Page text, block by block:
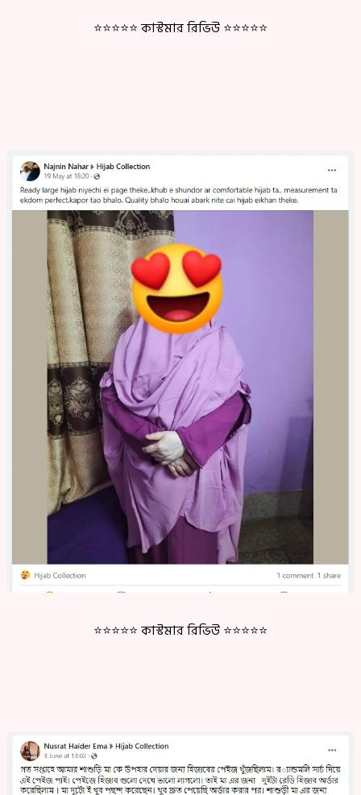
⭐⭐⭐⭐⭐কাস্টমার রিভিউ ⭐⭐⭐⭐⭐
⭐⭐⭐⭐⭐কাস্টমার রিভিউ ⭐⭐⭐⭐⭐